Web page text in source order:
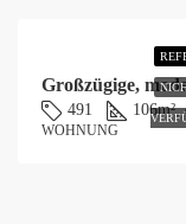
491 106m²,
WOHNUNG